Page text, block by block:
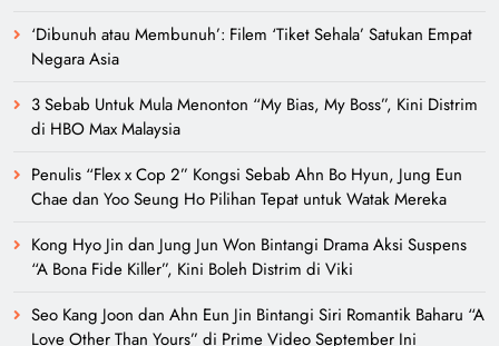
‘Dibunuh atau Membunuh’: Filem ‘Tiket Sehala’ Satukan Empat
Negara Asia
3 Sebab Untuk Mula Menonton “My Bias, My Boss”, Kini Distrim
di HBO Max Malaysia
Penulis “Flex x Cop 2” Kongsi Sebab Ahn Bo Hyun, Jung Eun
Chae dan Yoo Seung Ho Pilihan Tepat untuk Watak Mereka
Kong Hyo Jin dan Jung Jun Won Bintangi Drama Aksi Suspens
“A Bona Fide Killer”, Kini Boleh Distrim di Viki
Seo Kang Joon dan Ahn Eun Jin Bintangi Siri Romantik Baharu “A
Love Other Than Yours” di Prime Video September Ini